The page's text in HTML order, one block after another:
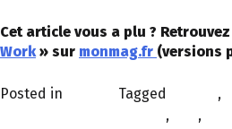
Cet article vous a plu ?
Work» sur monmag.fr (versions
Posted in Tagged ,
, ,